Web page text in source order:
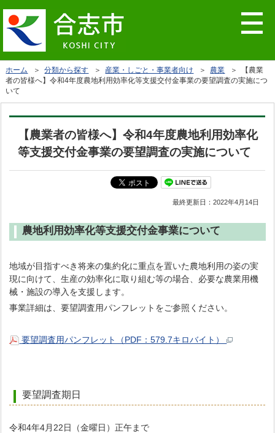
ホーム ＞分類から探す ＞ 産業・しごと・事業者向け ＞ 農業 ＞ 【農業
者の皆様へ】令和4年度農地利用効率化等支援交付金事業の要望調査の実施につ
いて
【農業者の皆様へ】令和4年度農地利用効率化
等支援交付金事業の要望調査の実施について
最終更新日：2022年4月14日
農地利用効率化等支援交付金事業について
地域が目指すべき将来の集約化に重点を置いた農地利用の姿の実
現に向けて、生産の効率化に取り組む等の場合、必要な農業用機
械・施設の導入を支援します。
事業詳細は、要望調査用パンフレットをご参照ください。
要望調査用パンフレット（PDF：579.7キロバイト）
要望調査期日
令和4年4月22日（金曜日）正午まで